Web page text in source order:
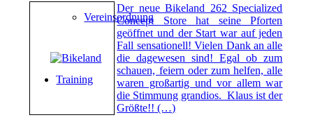
Vereinsordnung
Training
Der neue Bikeland 262 Specialized
Concept Store hat seine Pforten
geöffnet und der Start war auf jeden
Fall sensationell! Vielen Dank an alle
die dagewesen sind! Egal ob zum
schauen, feiern oder zum helfen, alle
waren großartig und vor allem war
die Stimmung grandios. Klaus ist der
Größte!! (…)